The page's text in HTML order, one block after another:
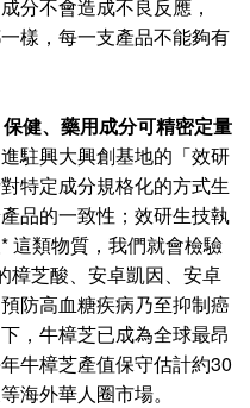
分不會造成不良反應，
樣，每一支產品不能夠有
健、藥用成分可精密定量
駐興大興創基地的「效研
特定成分規格化的方式生
品的一致性；效研生技執
這類物質，我們就會檢驗
樟芝酸、安卓凱因、安卓
防高血糖疾病乃至抑制癌
，牛樟芝已成為全球最昂
牛樟芝產值保守估計約30
海外華人圈市場。